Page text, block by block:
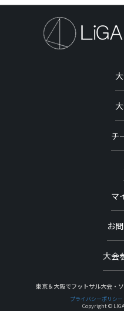
チ
マ
お
大会
東京＆大阪でフットサル大会・
プライバシーポリシー
Copyright ©